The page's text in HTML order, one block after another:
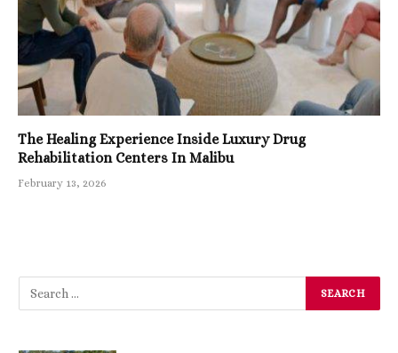
The Healing Experience Inside Luxury Drug
Rehabilitation Centers In Malibu
February 13, 2026